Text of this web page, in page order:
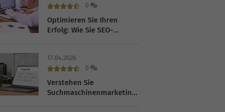
0
Optimieren Sie Ihren
Erfolg: Wie Sie SEO-
17.04.2026
0
Verstehen Sie
Suchmaschinenmarketing: